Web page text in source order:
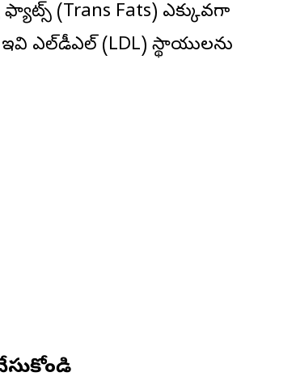
ఫ్యాట్స్ (Trans Fats) ఎక్కువగా
ఎల్‌డీఎల్ (LDL) స్థాయులను